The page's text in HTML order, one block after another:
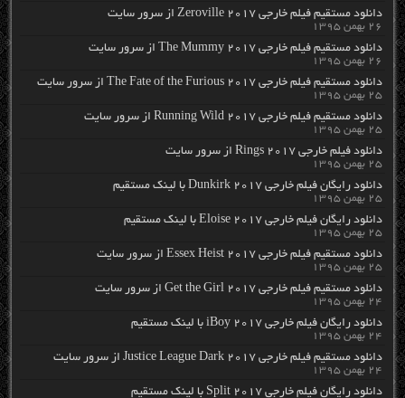
دانلود مستقیم فیلم خارجی Zeroville 2017 از سرور سایت
۲۶ بهمن ۱۳۹۵
دانلود مستقیم فیلم خارجی The Mummy 2017 از سرور سایت
۲۶ بهمن ۱۳۹۵
دانلود مستقیم فیلم خارجی The Fate of the Furious 2017 از سرور سایت
۲۵ بهمن ۱۳۹۵
دانلود مستقیم فیلم خارجی Running Wild 2017 از سرور سایت
۲۵ بهمن ۱۳۹۵
دانلود فیلم خارجی Rings 2017 از سرور سایت
۲۵ بهمن ۱۳۹۵
دانلود رایگان فیلم خارجی Dunkirk 2017 با لینک مستقیم
۲۵ بهمن ۱۳۹۵
دانلود رایگان فیلم خارجی Eloise 2017 با لینک مستقیم
۲۵ بهمن ۱۳۹۵
دانلود مستقیم فیلم خارجی Essex Heist 2017 از سرور سایت
۲۵ بهمن ۱۳۹۵
دانلود مستقیم فیلم خارجی Get the Girl 2017 از سرور سایت
۲۴ بهمن ۱۳۹۵
دانلود رایگان فیلم خارجی iBoy 2017 با لینک مستقیم
۲۴ بهمن ۱۳۹۵
دانلود مستقیم فیلم خارجی Justice League Dark 2017 از سرور سایت
۲۴ بهمن ۱۳۹۵
دانلود رایگان فیلم خارجی Split 2017 با لینک مستقیم